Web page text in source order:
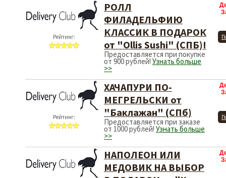
Рейтинг:
РОЛЛ
ФИЛАДЕЛЬФИЮ
КЛАССИК В ПОДАРОК
от "Ollis Sushi" (СПБ)!
Предоставляется при покупке
от 900 рублей! Узнать больше
>>
Рейтинг:
ХАЧАПУРИ ПО-
МЕГРЕЛЬСКИ от
"Баклажан" (СПб)
Предоставляется при заказе
от 1000 рублей! Узнать больше
>>
НАПОЛЕОН ИЛИ
МЕДОВИК НА ВЫБОР